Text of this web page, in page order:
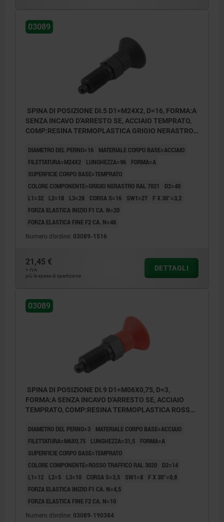
03089
SPINA DI POSIZIONE DI.5 D1=M24X2, D=16, FORMA:A
SENZA INCAVO D'ARRESTO SE, ACCIAIO TEMPRATO,
COMP:RESINA TERMOPLASTICA GRIGIO NERASTRO
DIAMETRO DEL PERNO=16
MATERIALE CORPO BASE=ACCIAIO
FILETTATURA=M24X2
LUNGHEZZA=96
FORMA=A
SUPERFICIE CORPO BASE=TEMPRATO
COLORE COMPONENTE=GRIGIO NERASTRO RAL 7021
D2=40
L1=32
L2=18 L3=28 CORSA S=16 SW1=27
F X 30°=3,2
FORZA ELASTICA INIZIO F1 CA. N=20
FORZA ELASTICA FINE F2 CA. N=46
Numero d’ordine: 03089-1516
21,45 €
+ IVA
più le spese di spedizione
DETTAGLI
03089
SPINA DI POSIZIONE DI.9 D1=M06X0,75, D=3,
FORMA:A SENZA INCAVO D'ARRESTO SE, ACCIAIO
TEMPRATO, COMP:RESINA TERMOPLASTICA ROSSO
DIAMETRO DEL PERNO=3
MATERIALE CORPO BASE=ACCIAIO
FILETTATURA=M6X0,75
LUNGHEZZA=31,5
FORMA=A
SUPERFICIE CORPO BASE=TEMPRATO
COLORE COMPONENTE=ROSSO TRAFFICO RAL 3020
D2=14
L1=12
L2=5 L3=10 CORSA S=3,5 SW1=8
F X 30°=0,8
FORZA ELASTICA INIZIO F1 CA. N=4,5
FORZA ELASTICA FINE F2 CA. N=10
Numero d’ordine: 03089-190384